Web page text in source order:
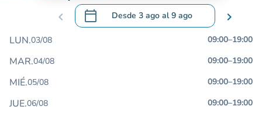
chevron_left calendar_today Desde 3 ago al9 ago
.Abra el calendario para cambiar las
chevron_right
LUN.03/08 09:00–19:00
MAR.04/08 09:00–19:00
MIÉ.05/08 09:00–19:00
JUE.06/08 09:00–19:00